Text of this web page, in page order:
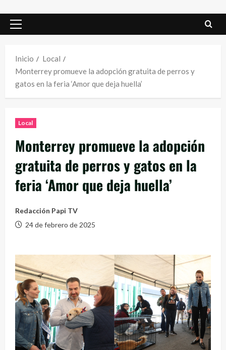
Menú
Inicio
Local
Monterrey promueve la adopción gratuita de perros y
gatos en la feria ‘Amor que deja huella’
Local
Monterrey promueve la adopción
gratuita de perros y gatos en la
feria ‘Amor que deja huella’
Redacción Papi TV
24 de febrero de 2025